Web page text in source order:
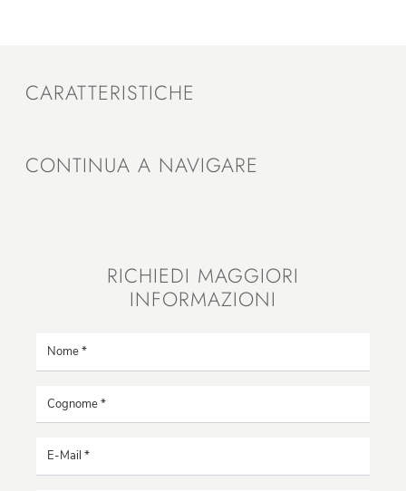
CARATTERISTICHE
CONTINUA A NAVIGARE
RICHIEDI MAGGIORI
INFORMAZIONI